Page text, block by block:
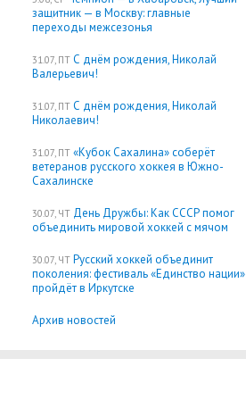
защитник — в Москву: главные
переходы межсезонья
31.07, ПТ С днём рождения, Николай
Валерьевич!
31.07, ПТ С днём рождения, Николай
Николаевич!
31.07, ПТ «Кубок Сахалина» соберёт
ветеранов русского хоккея в Южно-
Сахалинске
30.07, ЧТ День Дружбы: Как СССР помог
объединить мировой хоккей с мячом
30.07, ЧТ Русский хоккей объединит
поколения: фестиваль «Единство нации»
пройдёт в Иркутске
Архив новостей